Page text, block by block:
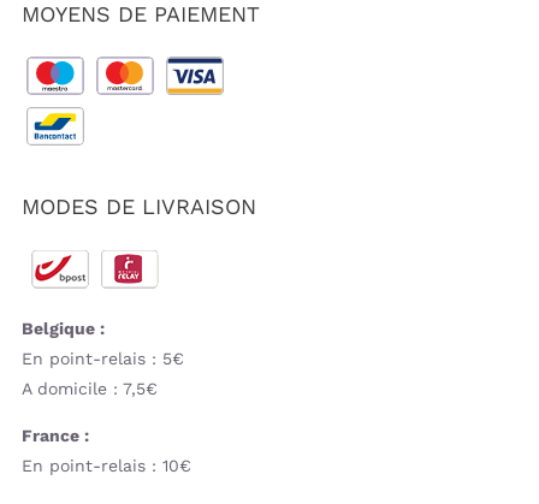
MOYENS DE PAIEMENT
MODES DE LIVRAISON
Belgique :
En point-relais : 5€
A domicile : 7,5€
France :
En point-relais : 10€